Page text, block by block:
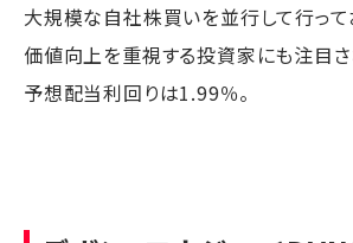
大規模な自社株買いを並行して行って
価値向上を重視する投資家にも注目さ
予想配当利回りは1.99％。